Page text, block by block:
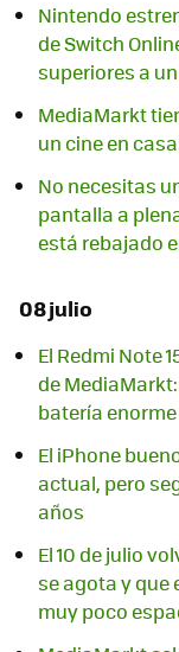
Nintendo
de Switch
superiores a
MediaMarkt
un cine en
No necesitas
pantalla a
está rebajado
08 julio
El Redmi Note
de
batería enorme
El iPhone
actual, pero
años
El 10 de julio
se agota y que
muy poco